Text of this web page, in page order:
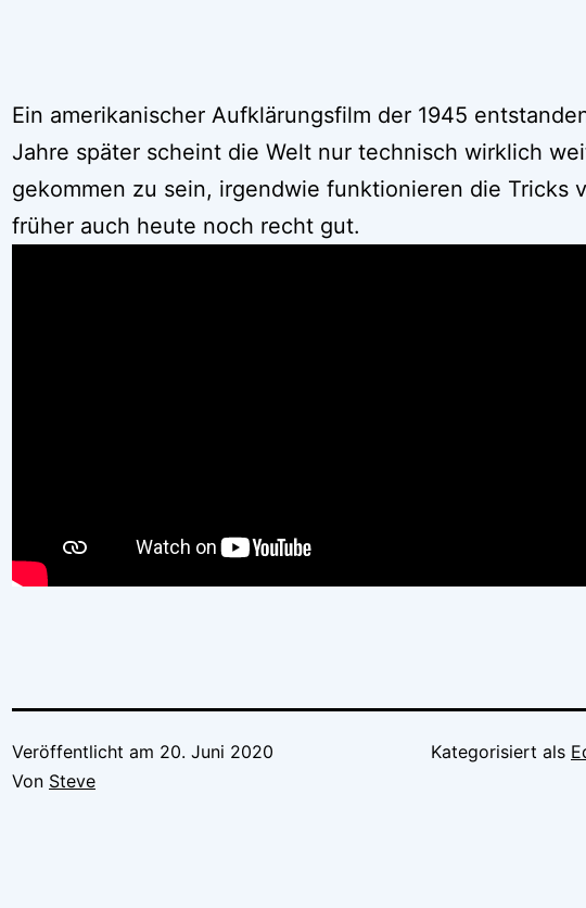
Ein amerikanischer Aufklärungsfilm der 1945
Jahre später scheint die Welt nur technisch wirklich
gekommen zu sein, irgendwie funktionieren die Tricks
früher auch heute noch recht gut.
Veröffentlicht am 20. Juni 2020
Von Steve
Kategorisiert als